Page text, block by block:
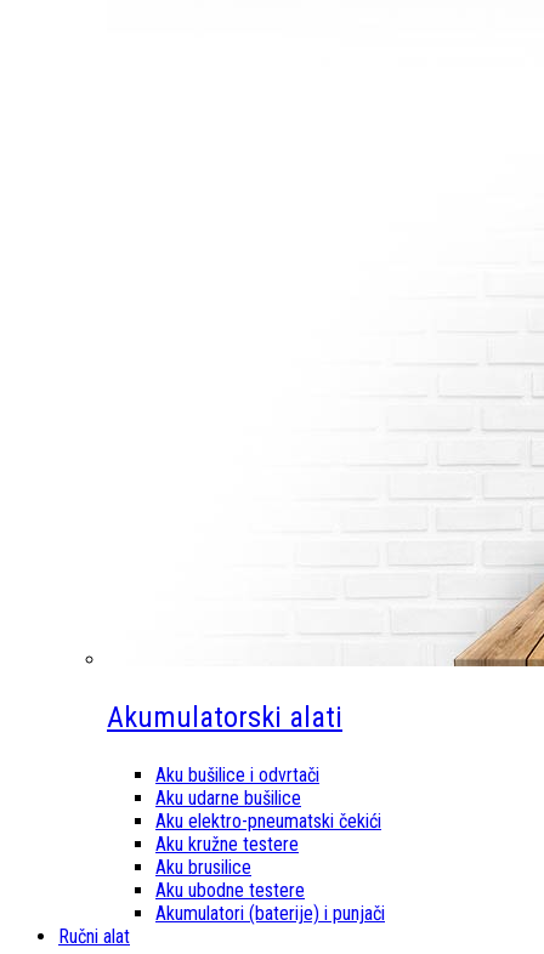
Akumulatorski alati
Aku bušilice i odvrtači
Aku udarne bušilice
Aku elektro-pneumatski čekići
Aku kružne testere
Aku brusilice
Aku ubodne testere
Akumulatori (baterije) i punjači
Ručni alat